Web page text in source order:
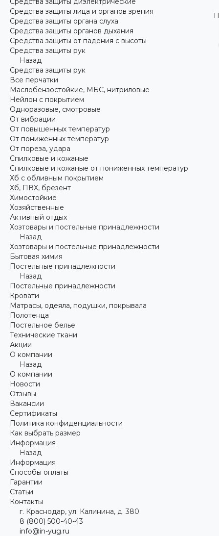
Средства защиты лица и органов зрения
Средства защиты органа слуха
Средства защиты органов дыхания
Средства защиты от падения с высоты
Средства защиты рук
Назад
Средства защиты рук
Все перчатки
Маслобензостойкие, МБС, нитриловые
Нейлон с покрытием
Одноразовые, смотровые
От вибрации
От повышенных температур
От пониженных температур
От пореза, удара
Спилковые и кожаные
Спилковые и кожаные от пониженных температур
Хб с обливным покрытием
Хб, ПВХ, брезент
Химостойкие
Хозяйственные
Активный отдых
Хозтовары и постельные принадлежности
Назад
Хозтовары и постельные принадлежности
Бытовая химия
Постельные принадлежности
Назад
Постельные принадлежности
Кровати
Матрасы, одеяла, подушки, покрывала
Полотенца
Постельное белье
Технические ткани
Акции
О компании
Назад
О компании
Новости
Отзывы
Вакансии
Сертификаты
Политика конфиденциальности
Как выбрать размер
Информация
Назад
Информация
Способы оплаты
Гарантии
Статьи
Контакты
г. Краснодар, ул. Калинина, д. 380
8 (800) 500-40-43
info@in-yug.ru